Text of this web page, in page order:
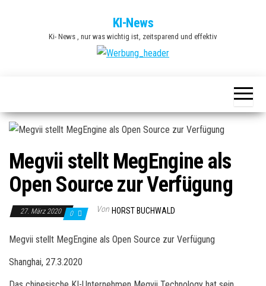
KI-News
Ki- News , nur was wichtig ist, zeitsparend und effektiv
Megvii stellt MegEngine als
Open Source zur Verfügung
27. März 2020 0 Von HORST BUCHWALD
Megvii stellt MegEngine als Open Source zur Verfügung
Shanghai, 27.3.2020